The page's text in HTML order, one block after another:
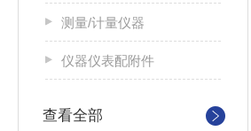
测量/计量仪器
仪器仪表配附件
查看全部